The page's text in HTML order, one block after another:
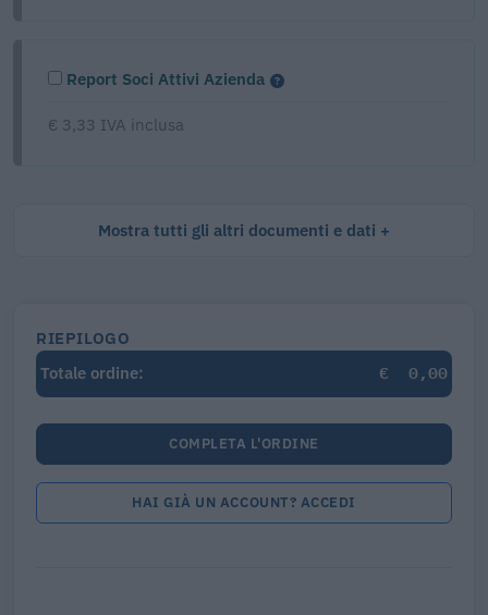
Report Soci Attivi Azienda
€ 3,33 IVA inclusa
Mostra tutti gli altri documenti e dati
RIEPILOGO
Totale ordine:
€ 0,00
COMPLETA L'ORDINE
HAI GIÀ UN ACCOUNT? ACCEDI